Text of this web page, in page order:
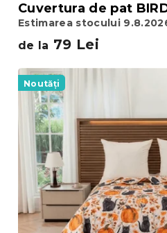
Cuvertura de pat
Estimarea stocului
de la 79 Lei
Noutăți